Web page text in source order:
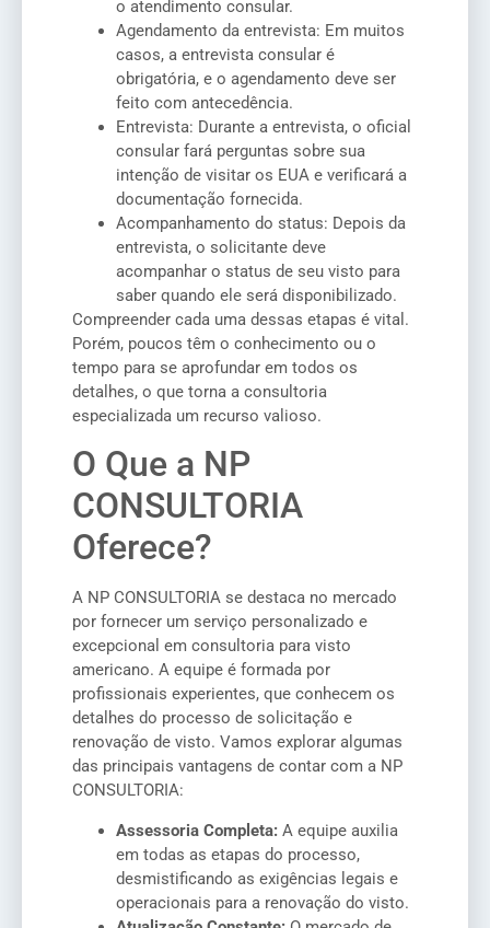
o atendimento consular.
Agendamento da entrevista: Em muitos
casos, a entrevista consular é
obrigatória, e o agendamento deve ser
feito com antecedência.
Entrevista: Durante a entrevista, o oficial
consular fará perguntas sobre sua
intenção de visitar os EUA e verificará a
documentação fornecida.
Acompanhamento do status: Depois da
entrevista, o solicitante deve
acompanhar o status de seu visto para
saber quando ele será disponibilizado.
Compreender cada uma dessas etapas é vital.
Porém, poucos têm o conhecimento ou o
tempo para se aprofundar em todos os
detalhes, o que torna a consultoria
especializada um recurso valioso.
O Que a NP
CONSULTORIA
Oferece?
A NP CONSULTORIA se destaca no mercado
por fornecer um serviço personalizado e
excepcional em consultoria para visto
americano. A equipe é formada por
profissionais experientes, que conhecem os
detalhes do processo de solicitação e
renovação de visto. Vamos explorar algumas
das principais vantagens de contar com a NP
CONSULTORIA:
Assessoria Completa: A equipe auxilia
em todas as etapas do processo,
desmistificando as exigências legais e
operacionais para a renovação do visto.